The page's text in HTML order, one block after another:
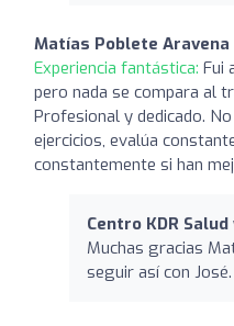
Matías Poblete Aravena
Experiencia fantástica: Fui
pero nada se compara al
Profesional y dedicado.
ejercicios, evalúa
constantemente si han
Centro KDR
Muchas gracias
seguir así con